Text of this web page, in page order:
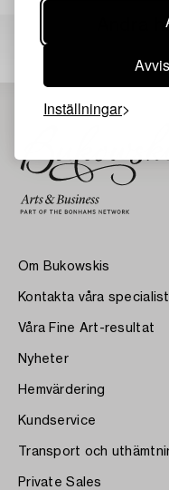
Inställningar
Andra
Om Bukowskis
Kontakta våra
Våra Fine Art-resultat
Nyheter
Hemvärdering
Kundservice
Transport och
Private Sales